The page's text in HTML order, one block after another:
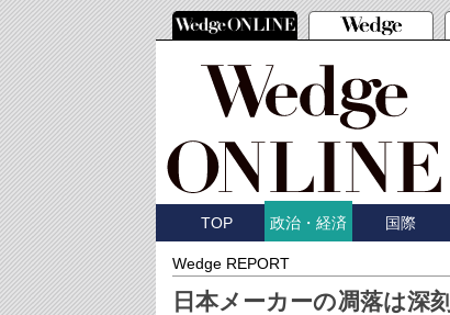
TOP 政治・経済 国際
Wedge REPORT
日本メーカーの凋落は